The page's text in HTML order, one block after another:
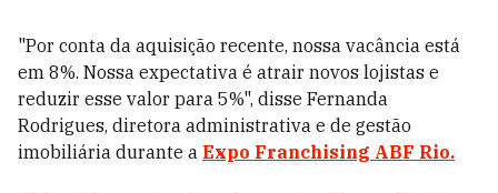
"Por conta da aquisição recente, nossa vacância está
em 8%. Nossa expectativa é atrair novos lojistas e
reduzir esse valor para 5%", disse Fernanda
Rodrigues, diretora administrativa e de gestão
imobiliária durante a Expo Franchising ABF Rio.